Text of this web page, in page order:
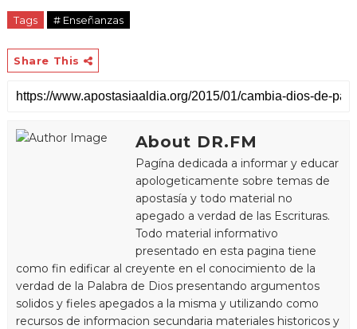
Tags # Enseñanzas
Share This
About DR.FM
Pagína dedicada a informar y educar
apologeticamente sobre temas de
apostasía y todo material no
apegado a verdad de las Escrituras.
Todo material informativo
presentado en esta pagina tiene
como fin edificar al creyente en el conocimiento de la
verdad de la Palabra de Dios presentando argumentos
solidos y fieles apegados a la misma y utilizando como
recursos de informacion secundaria materiales historicos y